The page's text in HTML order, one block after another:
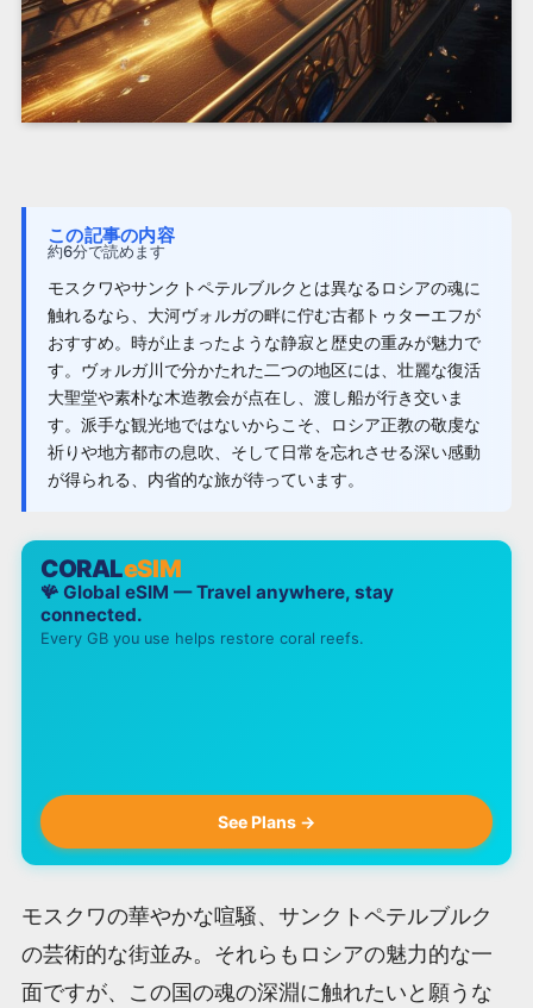
この記事の内容
約6分で読めます
モスクワやサンクトペテルブルクとは異なるロシアの魂に
触れるなら、大河ヴォルガの畔に佇む古都トゥターエフが
おすすめ。時が止まったような静寂と歴史の重みが魅力で
す。ヴォルガ川で分かたれた二つの地区には、壮麗な復活
大聖堂や素朴な木造教会が点在し、渡し船が行き交いま
す。派手な観光地ではないからこそ、ロシア正教の敬虔な
祈りや地方都市の息吹、そして日常を忘れさせる深い感動
が得られる、内省的な旅が待っています。
CORALeSIM
🪸 Global eSIM — Travel anywhere, stay
connected.
Every GB you use helps restore coral reefs.
See Plans →
モスクワの華やかな喧騒、サンクトペテルブルク
の芸術的な街並み。それらもロシアの魅力的な一
面ですが、この国の魂の深淵に触れたいと願うな